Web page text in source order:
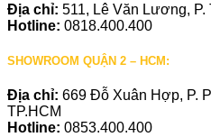
Địa chỉ: 511, Lê Văn Lương, P.
Hotline: 0818.400.400
SHOWROOM QUẬN 2 – HCM:
Địa chỉ: 669 Đỗ Xuân Hợp, P.
TP.HCM
Hotline: 0853.400.400